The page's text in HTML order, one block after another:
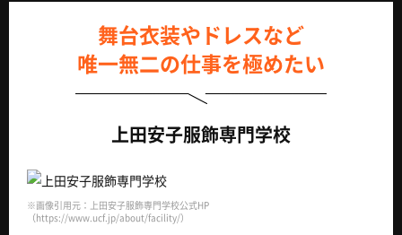
舞台衣装やドレスなど
唯一無二の仕事を極めたい
上田安子服飾専門学校
※画像引用元：上田安子服飾専門学校公式HP
（https://www.ucf.jp/about/facility/）